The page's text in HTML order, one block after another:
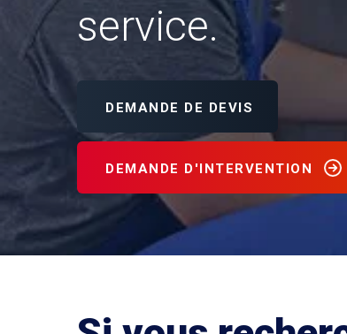
service.
DEMANDE DE DEVIS
DEMANDE D'INTERVENTION